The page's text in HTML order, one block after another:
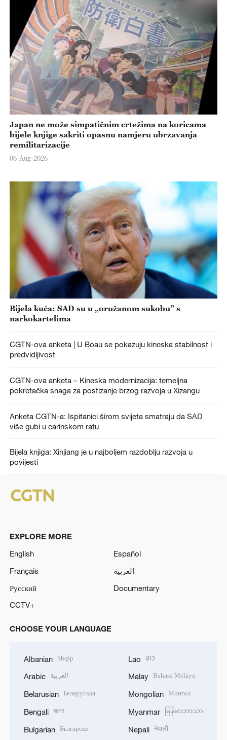
Japan ne može simpatičnim crtežima na koricama
bijele knjige sakriti opasnu namjeru ubrzavanja
remilitarizacije
06-Aug-2026
Bijela kuća: SAD su u „oružanom sukobu” s
narkokartelima
CGTN-ova anketa | U Boau se pokazuju kineska stabilnost i
predvidljivost
CGTN-ova anketa – Kineska modernizacija: temeljna
pokretačka snaga za postizanje brzog razvoja u Xizangu
Anketa CGTN-a: Ispitanici širom svijeta smatraju da SAD
više gubi u carinskom ratu
Bijela knjiga: Xinjiang je u najboljem razdoblju razvoja u
povijesti
EXPLORE MORE
English
Español
Français
العربية
Русский
Documentary
CCTV+
CHOOSE YOUR LANGUAGE
Albanian Shqip
Arabic العربية
Belarusian Беларуская
Bengali বাংলা
Bulgarian Български
Lao ລາວ
Malay Bahasa Melayu
Mongolian Монгол
Myanmar မြန်မာဘာသာ
Nepali नेपाली